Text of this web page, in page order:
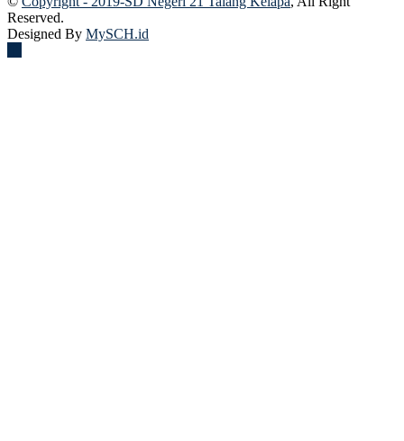
Reserved.
Designed By MySCH.id